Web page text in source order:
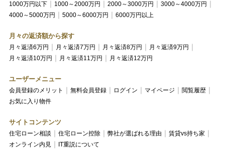
1000万円以下 1000～2000万円 2000～3000万円
3000～4000万円
4000～5000万円
5000～6000万円 6000万円以上
月々の返済額から探す
月々返済6万円 月々返済7万円 月々返済8万円
月々返済9万円
月々返済10万円
月々返済11万円 月々返済12万円
ユーザーメニュー
会員登録のメリット 無料会員登録 ログイン マイページ
閲覧履歴
お気に入り物件
サイトコンテンツ
住宅ローン相談 住宅ローン控除 弊社が選ばれる理由
賃貸vs持ち家
オンライン内見
IT重説について